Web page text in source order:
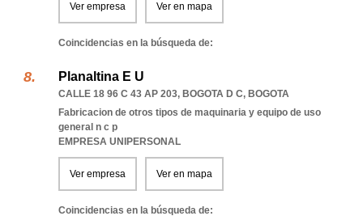
Ver empresa Ver en mapa
Coincidencias en la búsqueda de:
Planaltina E U
CALLE 18 96 C 43 AP 203, BOGOTA D C, BOGOTA
Fabricacion de otros tipos de maquinaria y equipo de uso
general n c p
EMPRESA UNIPERSONAL
Ver empresa Ver en mapa
Coincidencias en la búsqueda de: